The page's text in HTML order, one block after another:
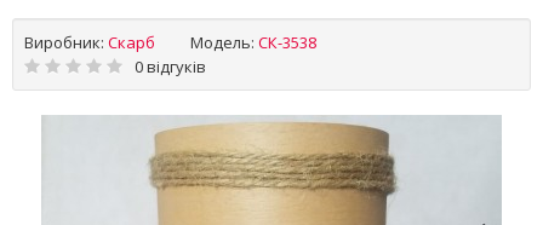
Виробник: Скарб Модель: СК-3538
0 відгуків